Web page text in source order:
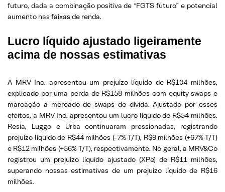
futuro, dada a combinação positiva de “FGTS futuro” e potencial
aumento nas faixas de renda.
Lucro líquido ajustado ligeiramente
acima de nossas estimativas
A MRV Inc. apresentou um prejuízo líquido de R$104 milhões,
explicado por uma perda de R$158 milhões com equity swaps e
marcação a mercado de swaps de dívida. Ajustado por esses
efeitos, a MRV Inc. apresentou um lucro líquido de R$54 milhões.
Resia, Luggo e Urba continuaram pressionadas, registrando
prejuízo líquido de R$44 milhões (-7% T/T), R$9 milhões (+67% T/T)
e R$12 milhões (+56% T/T), respectivamente. No geral, a MRV&Co
registrou um prejuízo líquido ajustado (XPe) de R$11 milhões,
superando nossas estimativas de um prejuízo líquido de R$16
milhões.